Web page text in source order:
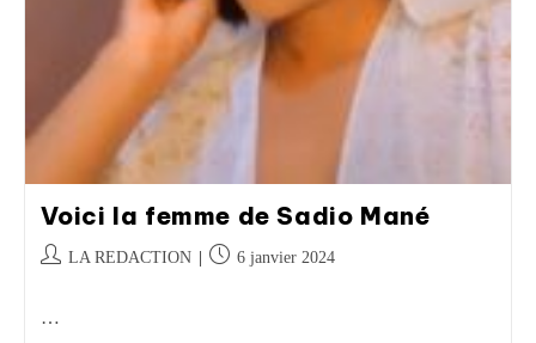
Voici la femme de Sadio Mané
LA REDACTION 6 janvier 2024
…